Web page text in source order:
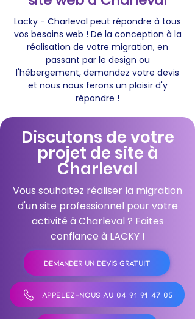
Lacky - Charleval peut répondre à tous
vos besoins web ! De la conception à la
réalisation de votre migration, en
passant par le design ou
l'hébergement, demandez votre devis
et nous nous ferons un plaisir d'y
répondre !
Discutons de votre
projet de site à
Charleval
Vous souhaitez réaliser la migration
d'un site professionnel pour votre
activité à Charleval ? Faites
confiance à LACKY !
DEMANDER UN DEVIS GRATUIT
APPELEZ-NOUS AU 04 91 91 47 05